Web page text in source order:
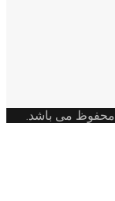
محفوظ می باشد.